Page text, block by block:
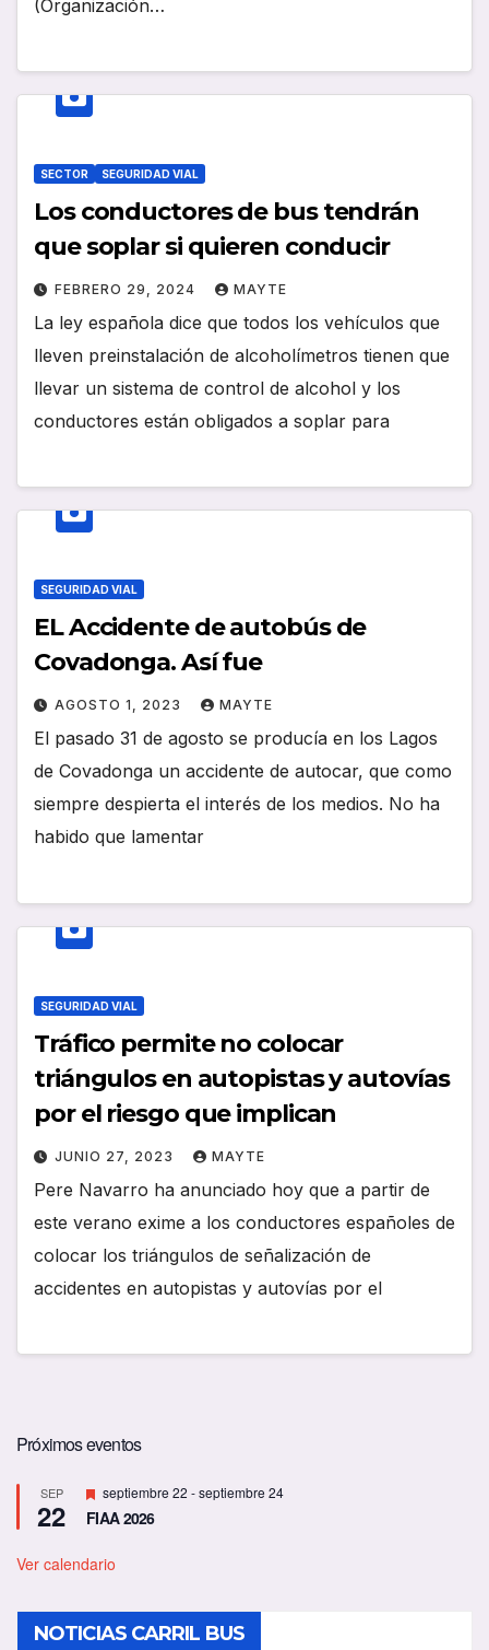
(Organización…
SECTOR SEGURIDAD VIAL
Los conductores de bus tendrán
que soplar si quieren conducir
FEBRERO 29, 2024 MAYTE
La ley española dice que todos los vehículos que
lleven preinstalación de alcoholímetros tienen que
llevar un sistema de control de alcohol y los
conductores están obligados a soplar para
SEGURIDAD VIAL
EL Accidente de autobús de
Covadonga. Así fue
AGOSTO 1, 2023 MAYTE
El pasado 31 de agosto se producía en los Lagos
de Covadonga un accidente de autocar, que como
siempre despierta el interés de los medios. No ha
habido que lamentar
SEGURIDAD VIAL
Tráfico permite no colocar
triángulos en autopistas y autovías
por el riesgo que implican
JUNIO 27, 2023 MAYTE
Pere Navarro ha anunciado hoy que a partir de
este verano exime a los conductores españoles de
colocar los triángulos de señalización de
accidentes en autopistas y autovías por el
Próximos eventos
SEP
22
D
e
s
a
d
o
septiembre 22 -septiembre 24
FIAA 2026
Ver calendario
NOTICIAS CARRIL BUS